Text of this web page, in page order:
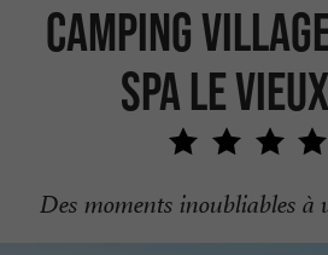
Camping
SPA Le
Des moments inoubliables à